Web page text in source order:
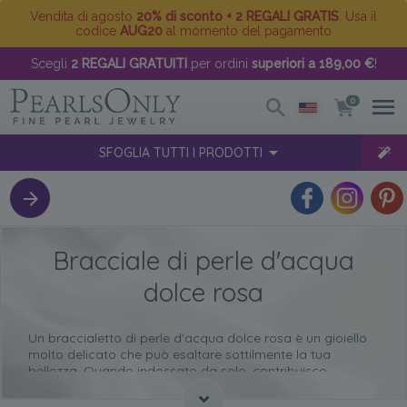
Vendita di agosto 20% di sconto + 2 REGALI GRATIS . Usa il
codice AUG20 al momento del pagamento
Scegli 2 REGALI GRATUITI per ordini superiori a 189,00 €!
0
SFOGLIA TUTTI I PRODOTTI
Bracciale di perle d'acqua
dolce rosa
Un braccialetto di perle d'acqua dolce rosa è un gioiello
molto delicato che può esaltare sottilmente la tua
bellezza. Quando indossato da solo, contribuisce
a qualsiasi outfit tu scelga di indossare.